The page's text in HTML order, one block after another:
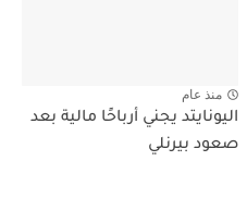
منذ عام
اليونايتد يجني أرباحًا مالية بعد
صعود بيرنلي